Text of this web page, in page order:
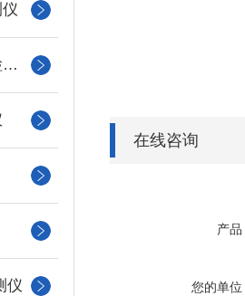
美国霍尼韦尔气体检测仪
仪
在线咨询
产品
您的单位